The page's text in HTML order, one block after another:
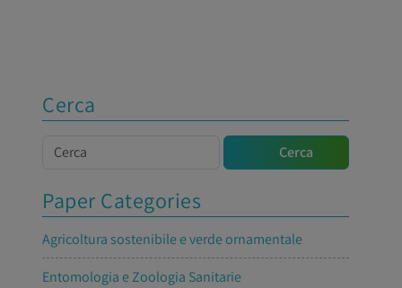
Cerca
Cerca Cerca
Paper Categories
Agricoltura sostenibile e verde ornamentale
Entomologia e Zoologia Sanitarie